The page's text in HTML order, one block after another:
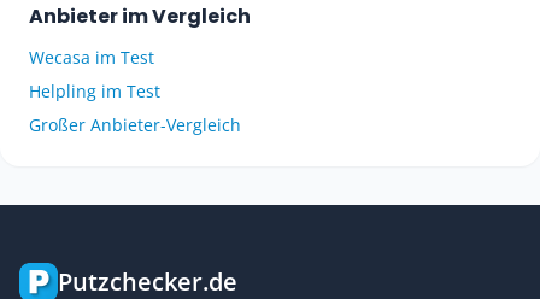
Anbieter im Vergleich
Wecasa im Test
Helpling im Test
Großer Anbieter-Vergleich
Putzchecker.de